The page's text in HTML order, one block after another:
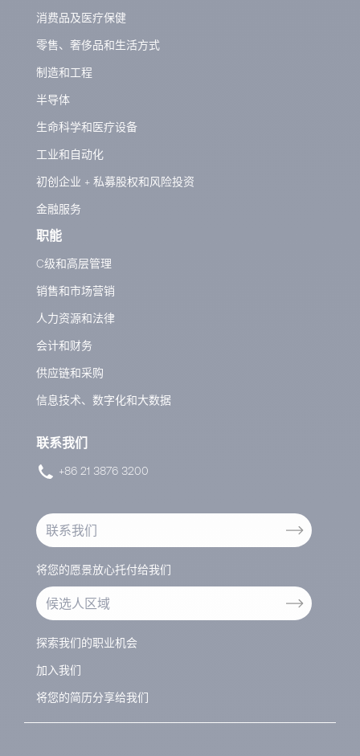
消费品及医疗保健
零售、奢侈品和生活方式
制造和工程
半导体
生命科学和医疗设备
工业和自动化
初创企业 + 私募股权和风险投资
金融服务
职能
C级和高层管理
销售和市场营销
人力资源和法律
会计和财务
供应链和采购
信息技术、数字化和大数据
联系我们
+86 21 3876 3200
联系我们
将您的愿景放心托付给我们
候选人区域
探索我们的职业机会
加入我们
将您的简历分享给我们